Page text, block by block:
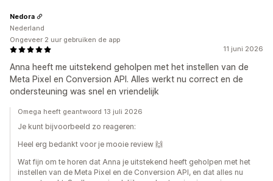
11 juni 2026
Anna heeft me uitstekend geholpen met het instellen van de
Meta Pixel en Conversion API. Alles werkt nu correct en de
ondersteuning was snel en vriendelijk
Nedora
Nederland
Ongeveer 2 uur gebruiken de app
Omega heeft geantwoord 13 juli 2026
Je kunt bijvoorbeeld zo reageren:
Heel erg bedankt voor je mooie review 🙌
Wat fijn om te horen dat Anna je uitstekend heeft geholpen met het
instellen van de Meta Pixel en de Conversion API, en dat alles nu